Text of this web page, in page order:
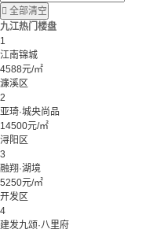
 全部清空
九江热门楼盘
1
江南锦城
4588元/㎡
濂溪区
2
亚琦·城央尚品
14500元/㎡
浔阳区
3
融翔·湖境
5250元/㎡
开发区
4
建发九颂·八里府